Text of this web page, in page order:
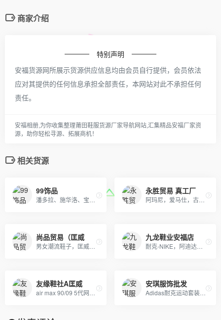
商家介绍
特别声明
安福货源网所展示货源供应信息均由会员自行提供，会员依法
应对其提供的任何信息承担全部责任，本网站对此不承担任何
责任。
安福相册,为你收集整理莆田鞋服货源厂家导航网站,汇集精品安福厂家资
源，助你轻松寻源、拓展商机！
相关货源
99饰品 永胜贸易 真工厂
尚品贸易（匡威 九龙鞋业安福店
友缘鞋社A匡威 安琪服饰批发